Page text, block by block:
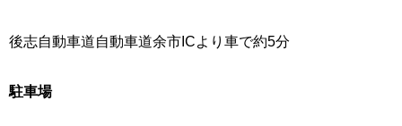
後志自動車道自動車道余市ICより車で約5分
駐車場